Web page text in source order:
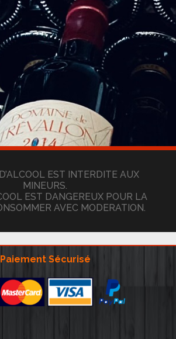
EST INTERDITE AUX
MINEURS.
EST DANGEREUX POUR LA
AVEC MODERATION.
Paiement Sécurisé